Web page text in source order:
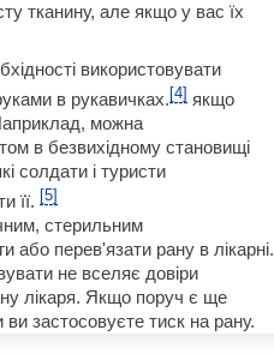
тканину, але якщо у вас їх
використовувати
в рукавичках. [4] якщо
можна
в безвихідному становищі
солдати і туристи
її. [5]
стерильним
або перев'язати рану в лікарні.
не вселяє довіри
лікаря. Якщо поруч є ще
застосовуєте тиск на рану.